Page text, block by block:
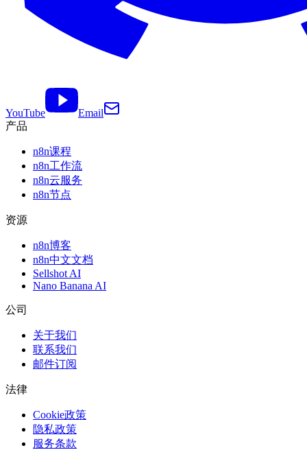
YouTube
Email
产品
n8n课程
n8n工作流
n8n云服务
n8n节点
资源
n8n博客
n8n中文文档
Sellshot AI
Nano Banana AI
公司
关于我们
联系我们
邮件订阅
法律
Cookie政策
隐私政策
服务条款